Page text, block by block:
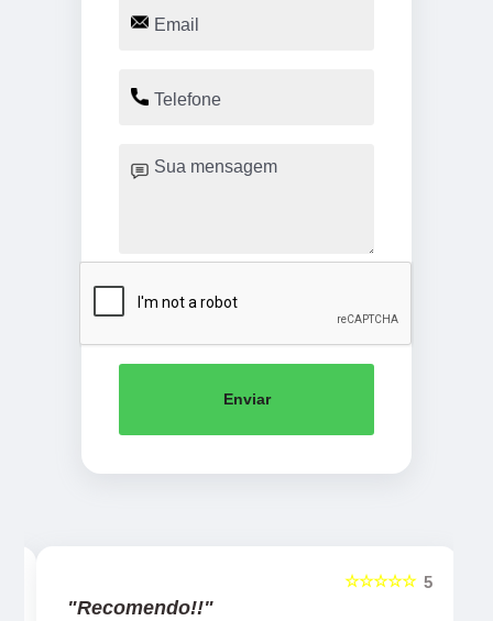
Enviar
5
☆☆☆☆☆
"Recomendo!!"